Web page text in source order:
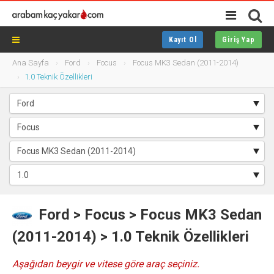
Kayıt Ol Giriş Yap
Ana Sayfa Ford Focus
Focus MK3 Sedan (2011-2014)
1.0 Teknik Özellikleri
Ford > Focus > Focus MK3 Sedan
(2011-2014) > 1.0 Teknik Özellikleri
Aşağıdan beygir ve vitese göre araç seçiniz.